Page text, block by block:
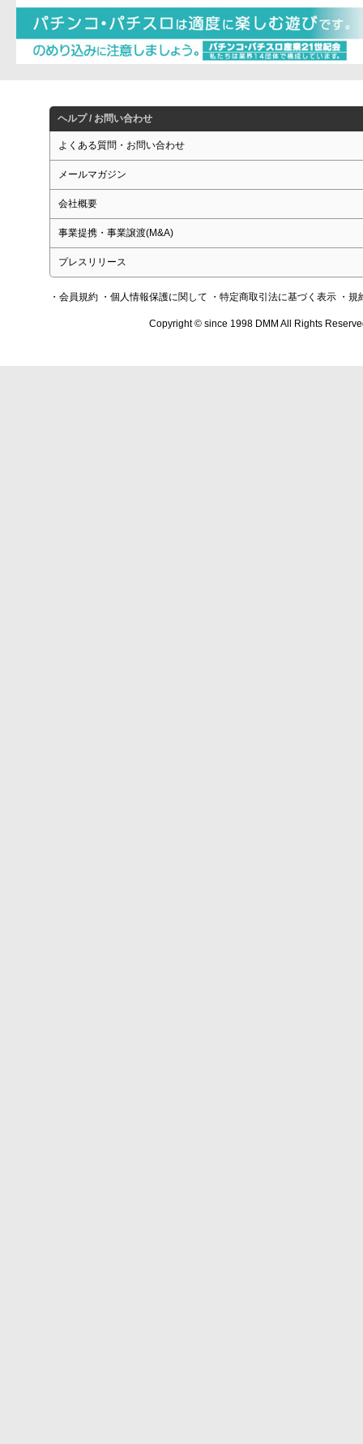
ヘルプ / お問い合わせ
よくある質問・お問い合わせ
メールマガジン
会社概要
事業提携・事業譲渡(M&A)
プレスリリース
・会員規約 ・個人情報保護に関して ・特定商取引法に基づく表示 ・規
Copyright © since 1998 DMM All Rights